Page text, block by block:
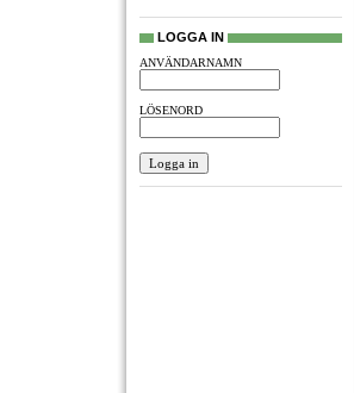
LOGGA IN
ANVÄNDARNAMN
LÖSENORD